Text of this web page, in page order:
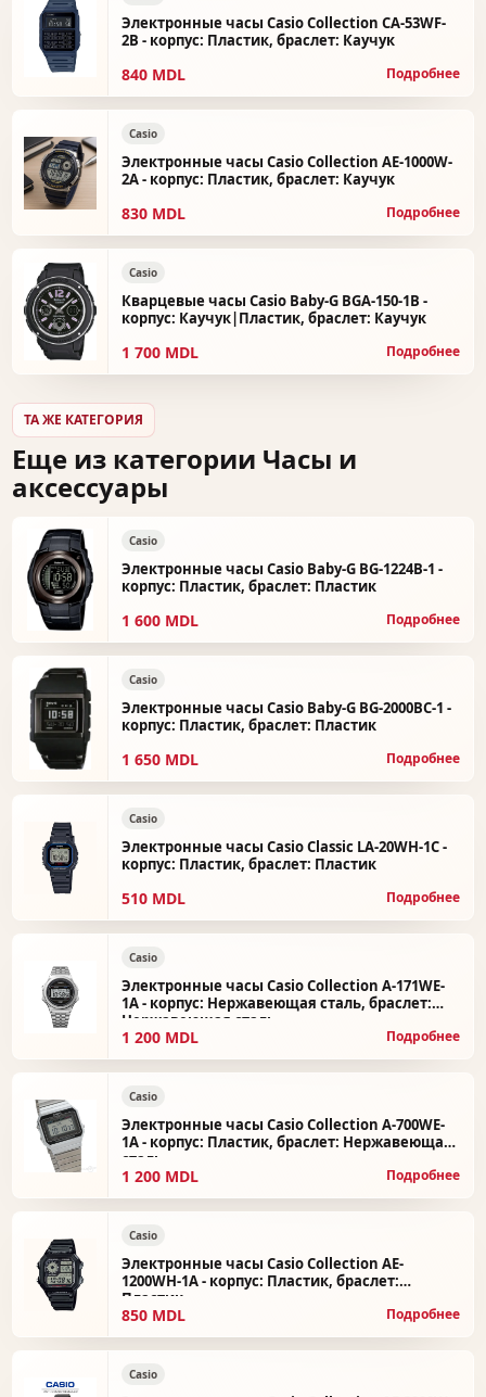
Электронные часы Casio Collection CA-53WF-
2B - корпус: Пластик, браслет: Каучук
840 MDL Подробнее
Casio
Электронные часы Casio Collection AE-1000W-
2A - корпус: Пластик, браслет: Каучук
830 MDL Подробнее
Casio
Кварцевые часы Casio Baby-G BGA-150-1B -
корпус: Каучук|Пластик, браслет: Каучук
1 700 MDL Подробнее
ТА ЖЕ КАТЕГОРИЯ
Еще из категории Часы и
аксессуары
Casio
Электронные часы Casio Baby-G BG-1224B-1 -
корпус: Пластик, браслет: Пластик
1 600 MDL Подробнее
Casio
Электронные часы Casio Baby-G BG-2000BC-1 -
корпус: Пластик, браслет: Пластик
1 650 MDL Подробнее
Casio
Электронные часы Casio Classic LA-20WH-1C -
корпус: Пластик, браслет: Пластик
510 MDL Подробнее
Casio
Электронные часы Casio Collection A-171WE-
1A - корпус: Нержавеющая сталь, браслет:
Нержавеющая сталь
1 200 MDL Подробнее
Casio
Электронные часы Casio Collection A-700WE-
1A - корпус: Пластик, браслет: Нержавеющая
сталь
1 200 MDL Подробнее
Casio
Электронные часы Casio Collection AE-
1200WH-1A - корпус: Пластик, браслет:
Пластик
850 MDL Подробнее
Casio